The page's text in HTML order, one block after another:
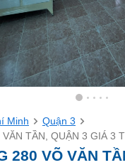
Minh
Quận 3
TẦN, QUẬN 3 GIÁ 3
280 VÕ VĂN